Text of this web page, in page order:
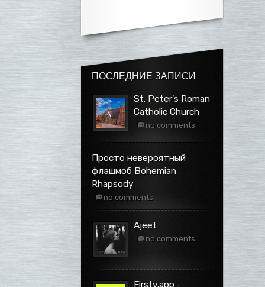
ПОСЛЕДНИЕ ЗАПИСИ
St. Peter's Roman
Catholic Church
no comments
Просто невероятный
флэшмоб Bohemian
Rhapsody
no comments
Ajeet
no comments
Firsty.app -